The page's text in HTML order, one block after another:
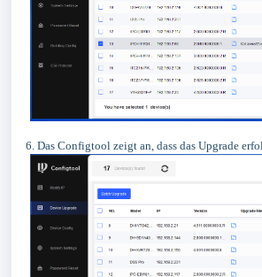
6. Das Configtool zeigt an, dass das Upgrade